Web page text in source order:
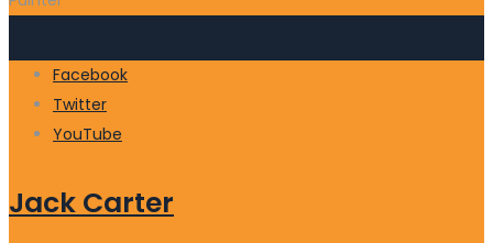
Facebook
Twitter
YouTube
Jack Carter